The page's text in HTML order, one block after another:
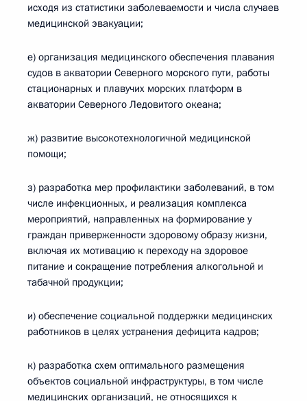
исходя из статистики заболеваемости и числа случаев
медицинской эвакуации;
е) организация медицинского обеспечения плавания
судов в акватории Северного морского пути, работы
стационарных и плавучих морских платформ в
акватории Северного Ледовитого океана;
ж) развитие высокотехнологичной медицинской
помощи;
з) разработка мер профилактики заболеваний, в том
числе инфекционных, и реализация комплекса
мероприятий, направленных на формирование у
граждан приверженности здоровому образу жизни,
включая их мотивацию к переходу на здоровое
питание и сокращение потребления алкогольной и
табачной продукции;
и) обеспечение социальной поддержки медицинских
работников в целях устранения дефицита кадров;
к) разработка схем оптимального размещения
объектов социальной инфраструктуры, в том числе
медицинских организаций, не относящихся к